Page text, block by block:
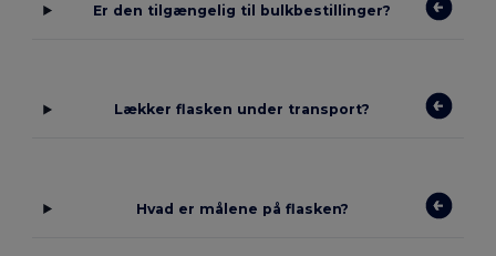
Er den tilgængelig til bulkbestillinger?
Lækker flasken under transport?
Hvad er målene på flasken?